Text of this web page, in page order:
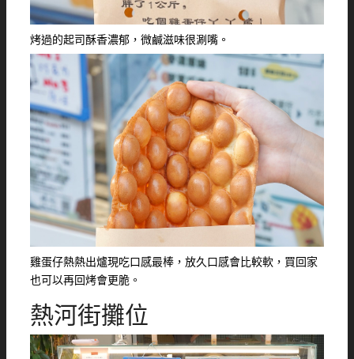
烤過的起司酥香濃郁，微鹹滋味很涮嘴。
雞蛋仔熱熱出爐現吃口感最棒，放久口感會比較軟，買回家
也可以再回烤會更脆。
熱河街攤位